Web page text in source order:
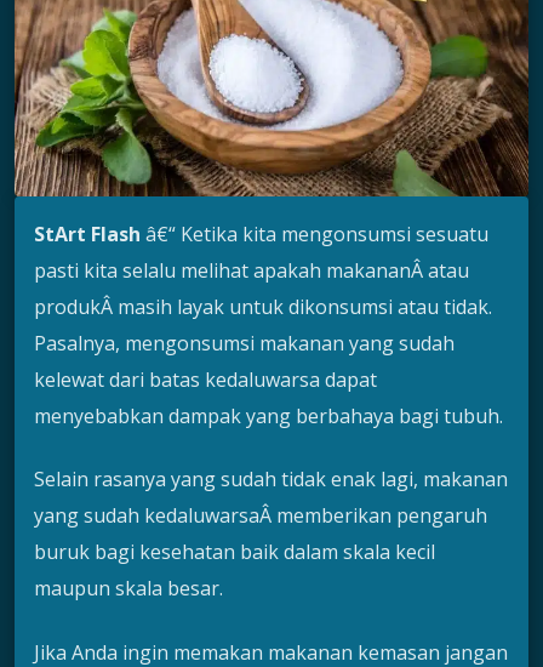
StArt Flash â€“ Ketika kita mengonsumsi sesuatu
pasti kita selalu melihat apakah makananÂ atau
produkÂ masih layak untuk dikonsumsi atau tidak.
Pasalnya, mengonsumsi makanan yang sudah
kelewat dari batas kedaluwarsa dapat
menyebabkan dampak yang berbahaya bagi tubuh.
Selain rasanya yang sudah tidak enak lagi, makanan
yang sudah kedaluwarsaÂ memberikan pengaruh
buruk bagi kesehatan baik dalam skala kecil
maupun skala besar.
Jika Anda ingin memakan makanan kemasan jangan